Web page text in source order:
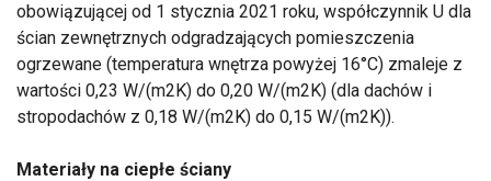
obowiązującej od 1 stycznia 2021 roku, współczynnik U dla
ścian zewnętrznych odgradzających pomieszczenia
ogrzewane (temperatura wnętrza powyżej 16°C) zmaleje z
wartości 0,23 W/(m2K) do 0,20 W/(m2K) (dla dachów i
stropodachów z 0,18 W/(m2K) do 0,15 W/(m2K)).
Materiały na ciepłe ściany